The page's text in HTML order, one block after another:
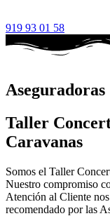
919 93 01 58
Aseguradoras
Taller
Caravanas
Somos el Taller
Nuestro compromiso
Atención al Cliente
recomendado por las